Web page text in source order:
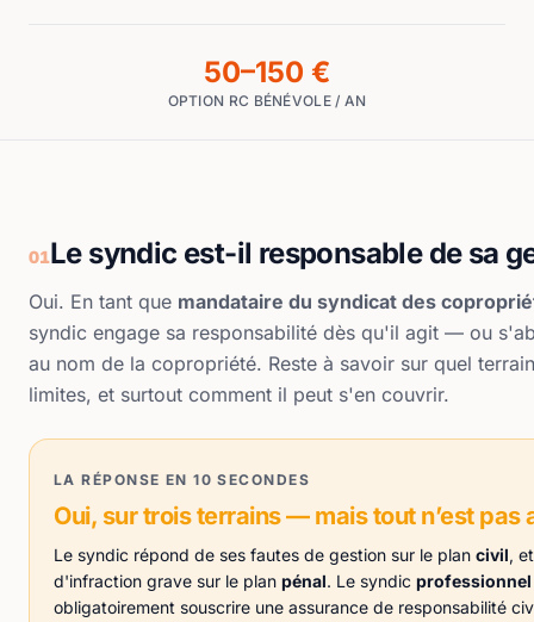
OPTION RC BÉNÉVOLE / AN
50–150 €
01Le syndic est-il responsable de sa
Oui. En tant que mandataire du syndicat des
syndic engage sa responsabilité dès qu'il agit — ou
au nom de la copropriété. Reste à savoir sur quel
limites, et surtout comment il peut s'en couvrir.
LA RÉPONSE EN 10 SECONDES
Oui, sur trois terrains — mais tout n’est pas
Le syndic répond de ses fautes de gestion sur le plan civil,
d'infraction grave sur le plan pénal. Le syndic professionnel
obligatoirement souscrire une assurance de responsabilité